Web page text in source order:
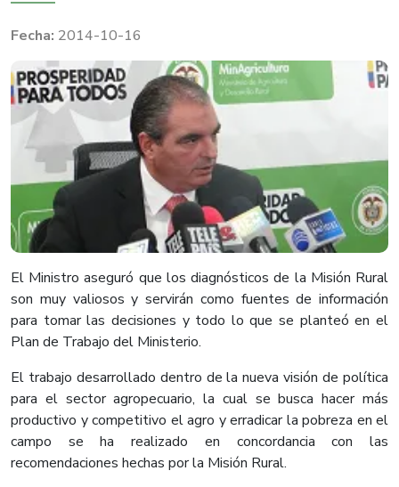
2014-10-16
​El Ministro aseguró que los diagnósticos de la Misión Rural
son muy valiosos y servirán como fuentes de información
para tomar las decisiones y todo lo que se planteó en el
Plan de Trabajo del Ministerio.
El trabajo desarrollado dentro de la nueva visión de política
para el sector agropecuario, la cual se busca hacer más
productivo y competitivo el agro y erradicar la pobreza en el
campo se ha realizado en concordancia con las
recomendaciones hechas por la Misión Rural.